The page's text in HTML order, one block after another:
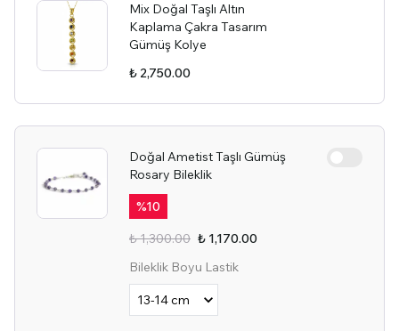
Mix Doğal Taşlı Altın
Kaplama Çakra Tasarım
Gümüş Kolye
₺ 2,750.00
Doğal Ametist Taşlı Gümüş
Rosary Bileklik
%10
₺ 1,300.00 ₺ 1,170.00
Bileklik Boyu Lastik